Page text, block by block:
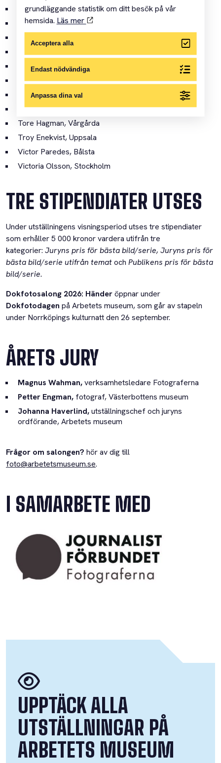
Martin Kull, Vaxholm
Nora Lorek, Göteborg
Roine Magnusson, Örebro
Sanna Hedlund, Landskrona
Sally Nimstad, Örsundsbro
Sebastian Sardi, Malmö
Tore Hagman, Vårgårda
Troy Enekvist, Uppsala
Victor Paredes, Bålsta
Victoria Olsson, Stockholm
TRE STIPENDIATER UTSES
Under utställningens visningsperiod utses tre stipendiater
som erhåller 5 000 kronor vardera utifrån tre
kategorier: Juryns pris för bästa bild/serie, Juryns pris för
bästa bild/serie utifrån tematoch Publikens pris för bästa
bild/serie.
Dokfotosalong 2026: Händeröppnar under
Dokfotodagen på Arbetets museum, som går av stapeln
under Norrköpings kulturnatt den 26 september.
ÅRETS JURY
Magnus Wahman,verksamhetsledare Fotograferna
Petter Engman, fotograf, Västerbottens museum
Johanna Haverlind,utställningschef och juryns
ordförande, Arbetets museum
Frågor om salongen? hör av dig till
foto@arbetetsmuseum.se.
I SAMARBETE MED
UPPTÄCK ALLA
UTSTÄLLNINGAR PÅ
ARBETETS MUSEUM
grundläggande statistik om ditt besök på vår
hemsida. Läs mer
Acceptera alla
Endast nödvändiga
Anpassa dina val